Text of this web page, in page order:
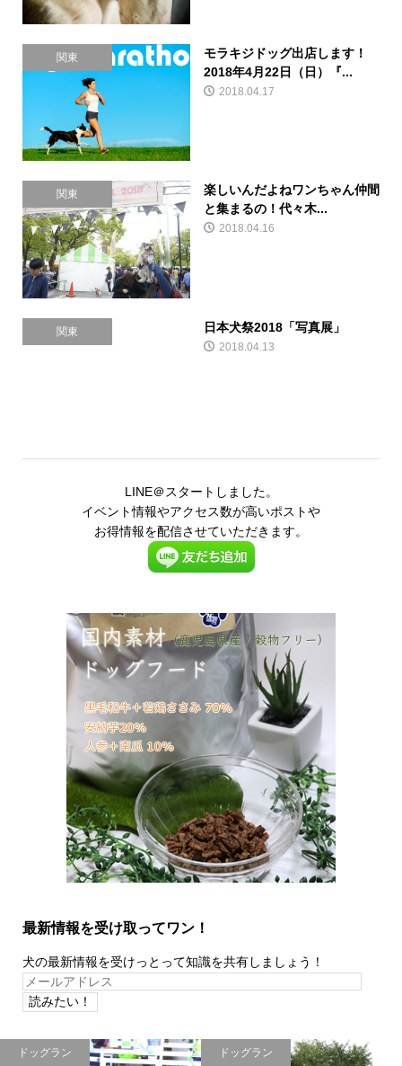
関東
モラキジドッグ出店します！
2018年4月22日（日）『...
2018.04.17
関東
楽しいんだよねワンちゃん仲間
と集まるの！代々木...
2018.04.16
関東 日本犬祭2018「写真展」
2018.04.13
LINE＠スタートしました。
イベント情報やアクセス数が高いポストや
お得情報を配信させていただきます。
最新情報を受け取ってワン！
犬の最新情報を受けっとって知識を共有しましょう！
メ
ー
ア
ド
ドッグラン ドッグラン